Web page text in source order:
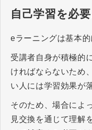
自己学習を必
eラーニングは基本的
受講者自身が積極的
ければならないため
い人には学習効果が
そのため、場合によ
見交換を通じて理解